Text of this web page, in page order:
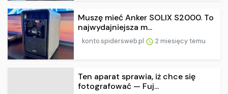
Muszę mieć Anker SOLIX S2000. To
najwydajniejsza m...
konto.spidersweb.pl 2 miesięcy temu
Ten aparat sprawia, iż chce się
fotografować — Fuj...